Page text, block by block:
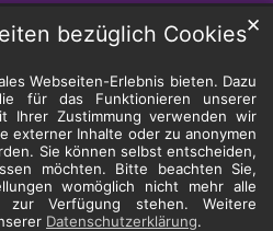
bezüglich Cookies
Webseiten-Erlebnis bieten. Dazu
für das Funktionieren unserer
Ihrer Zustimmung verwenden wir
externer Inhalte oder zu anonymen
Sie können selbst entscheiden,
möchten. Bitte beachten Sie,
womöglich nicht mehr alle
zur Verfügung stehen. Weitere
Datenschutzerklärung.
✕